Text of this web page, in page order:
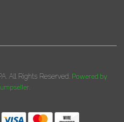
All Rights Reserved. Powered by
.